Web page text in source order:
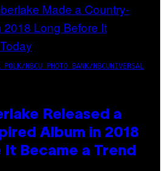
NBCU PHOTO BANK/NBCUNIVERSAL
Released a
Album in 2018
It Became a Trend